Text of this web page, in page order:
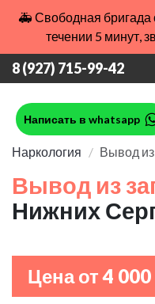
🚑 Свободная
течении 5 минут,
8 (927) 715-99-42
Написать в whatsapp
Наркология Вывод
Вывод из
Нижних
Цена от 4